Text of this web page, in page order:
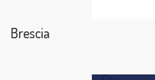
Brescia